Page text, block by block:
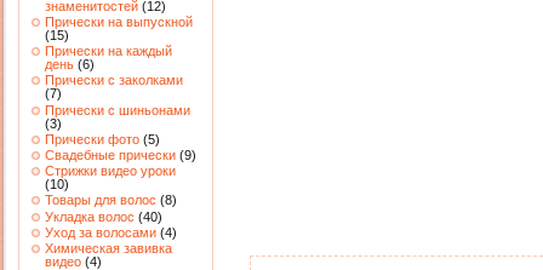
знаменитостей (12)
Прически на выпускной
(15)
Прически на каждый
день (6)
Прически с заколками
(7)
Прически с шиньонами
(3)
Прически фото (5)
Свадебные прически (9)
Стрижки видео уроки
(10)
Товары для волос (8)
Укладка волос (40)
Уход за волосами (4)
Химическая завивка
видео (4)